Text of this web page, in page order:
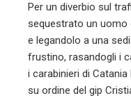
Per un diverbio sul
sequestrato un uomo
e legandolo a una
frustino, rasandogli i
i carabinieri di
su ordine del gip